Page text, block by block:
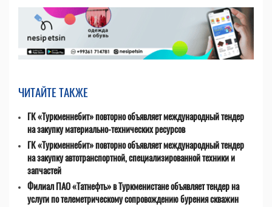
ЧИТАЙТЕ ТАКЖЕ
ГК «Туркменнебит» повторно объявляет международный тендер
на закупку материально-технических ресурсов
ГК «Туркменнебит» повторно объявляет международный тендер
на закупку автотранспортной, специализированной техники и
запчастей
Филиал ПАО «Татнефть» в Туркменистане объявляет тендер на
услуги по телеметрическому сопровождению бурения скважин